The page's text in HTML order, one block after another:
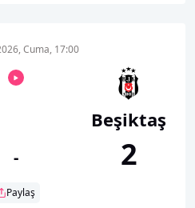
Cuma, 17:00
-
Paylaş
Beşiktaş
2